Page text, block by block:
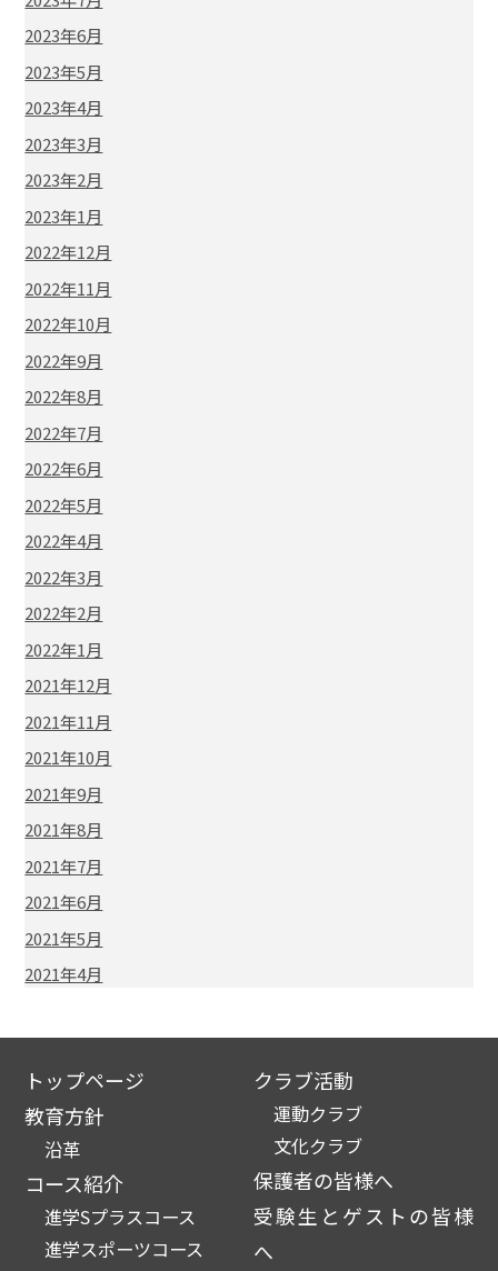
2023年6月
2023年5月
2023年4月
2023年3月
2023年2月
2023年1月
2022年12月
2022年11月
2022年10月
2022年9月
2022年8月
2022年7月
2022年6月
2022年5月
2022年4月
2022年3月
2022年2月
2022年1月
2021年12月
2021年11月
2021年10月
2021年9月
2021年8月
2021年7月
2021年6月
2021年5月
2021年4月
トップページ
教育方針
沿革
コース紹介
進学Sプラスコース
進学スポーツコース
クラブ活動
運動クラブ
文化クラブ
保護者の皆様へ
受験生とゲストの皆様
へ